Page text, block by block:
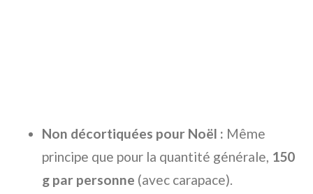
Non décortiquées pour Noël : Même
principe que pour la quantité générale, 150
g par personne (avec carapace).